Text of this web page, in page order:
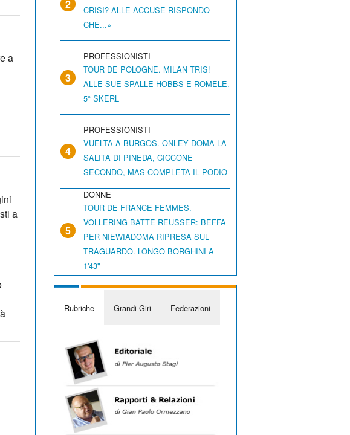
a
a
2
CRISI? ALLE ACCUSE RISPONDO
CHE...»
3
PROFESSIONISTI
TOUR DE POLOGNE. MILAN TRIS!
ALLE SUE SPALLE HOBBS E ROMELE.
5° SKERL
4
PROFESSIONISTI
VUELTA A BURGOS. ONLEY DOMA LA
SALITA DI PINEDA, CICCONE
SECONDO, MAS COMPLETA IL PODIO
5
DONNE
TOUR DE FRANCE FEMMES.
VOLLERING BATTE REUSSER: BEFFA
PER NIEWIADOMA RIPRESA SUL
TRAGUARDO. LONGO BORGHINI A
1'43"
Rubriche Grandi Giri Federazioni